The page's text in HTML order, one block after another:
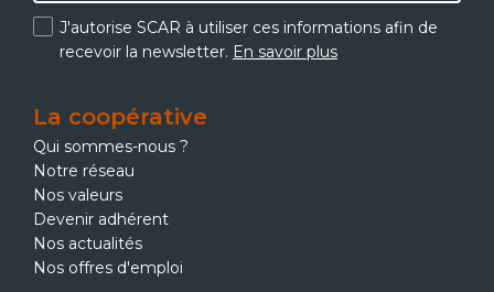
J'autorise SCAR à utiliser ces informations afin de
recevoir la newsletter. En savoir plus
La coopérative
Qui sommes-nous ?
Notre réseau
Nos valeurs
Devenir adhérent
Nos actualités
Nos offres d'emploi